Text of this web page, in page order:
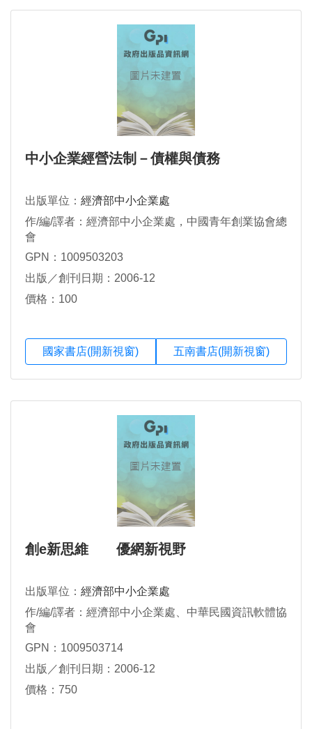
中小企業經營法制－債權與債務
出版單位： 經濟部中小企業處
作/編/譯者：經濟部中小企業處，中國青年創業協會總
會
GPN：1009503203
出版／創刊日期：2006-12
價格：100
國家書店(開新視窗) 五南書店(開新視窗)
創e新思維 優網新視野
出版單位： 經濟部中小企業處
作/編/譯者：經濟部中小企業處、中華民國資訊軟體協
會
GPN：1009503714
出版／創刊日期：2006-12
價格：750